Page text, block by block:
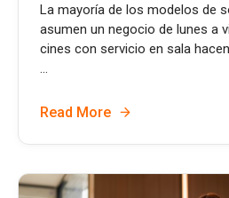
La mayoría de los modelos de
asumen un negocio de lunes a
cines con servicio en sala
...
Read More